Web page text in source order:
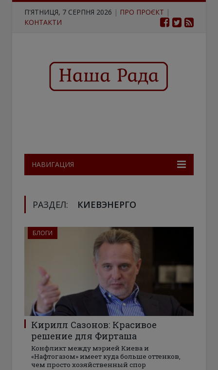
П'ЯТНИЦЯ, 7 СЕРПНЯ 2026 | ПРО ПРОЄКТ |
КОНТАКТИ
НАВИГАЦИЯ
РАЗДЕЛ: КИЕВЭНЕРГО
БЛОГИ
Кирилл Сазонов: Красивое
решение для Фирташа
Конфликт между мэрией Киева и
«Нафтогазом» имеет куда больше оттенков,
чем просто хозяйственный спор